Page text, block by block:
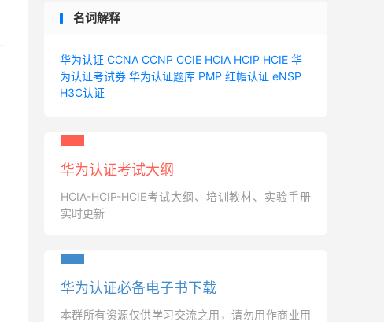
名词解释
华为认证 CCNA CCNP CCIE HCIA HCIP HCIE 华
为认证考试券 华为认证题库 PMP 红帽认证 eNSP
H3C认证
华为认证考试大纲
HCIA-HCIP-HCIE考试大纲、培训教材、实验手册
实时更新
华为认证必备电子书下载
本群所有资源仅供学习交流之用，请勿用作商业用